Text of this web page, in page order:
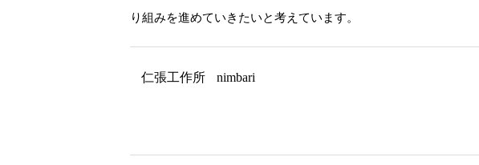
り組みを進めていきたいと考えています。
仁張工作所 nimbari